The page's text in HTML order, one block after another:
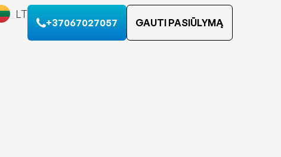
LT
+37067027057 GAUTI PASIŪLYMĄ